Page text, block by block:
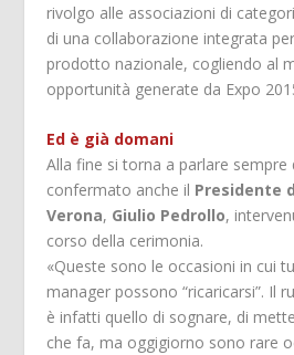
rivolgo alle associazioni di
di una collaborazione integrata
prodotto nazionale, cogliendo al
opportunità generate da Expo
Ed è già domani
Alla fine si torna a parlare
confermato anche il Presidente
Verona, Giulio Pedrollo,
corso della cerimonia.
«Queste sono le occasioni in cui
manager possono “ricaricarsi”. Il
è infatti quello di sognare, di
che fa, ma oggigiorno sono rare